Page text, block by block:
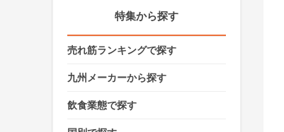
特集から探す
売れ筋ランキングで探す
九州メーカーから探す
飲食業態で探す